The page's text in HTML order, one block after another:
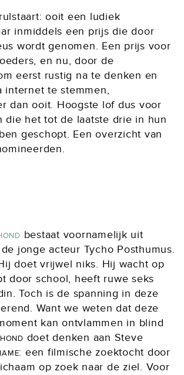
ooit een ludiek
inmiddels een prijs die door
wordt genomen. Een prijs voor
en nu, door de
eerst rustig na te denken en
internet te stemmen,
dan ooit. Hoogste lof dus voor
die het tot de laatste drie in hun
geschopt. Een overzicht van
bestaat voornamelijk uit
jonge acteur Tycho Posthumus.
doet vrijwel niks. Hij wacht op
door school, heeft ruwe seks
Toch is de spanning in deze
Want we weten dat deze
kan ontvlammen in blind
doet denken aan Steve
: een filmische zoektocht door
op zoek naar de ziel. Voor